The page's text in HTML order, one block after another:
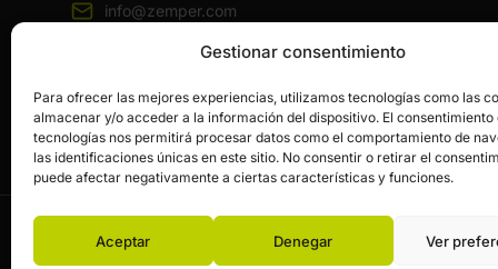
Gestionar consentimiento
Para ofrecer las mejores experiencias, utilizamos tecnologías como las
almacenar y/o acceder a la información del dispositivo. El consentimiento
tecnologías nos permitirá procesar datos como el comportamiento de
las identificaciones únicas en este sitio. No consentir o retirar el
puede afectar negativamente a ciertas características y funciones.
Aceptar Denegar Ver
info@zemper.com
© Zemper. Todos los derechos reservados. Aviso legal